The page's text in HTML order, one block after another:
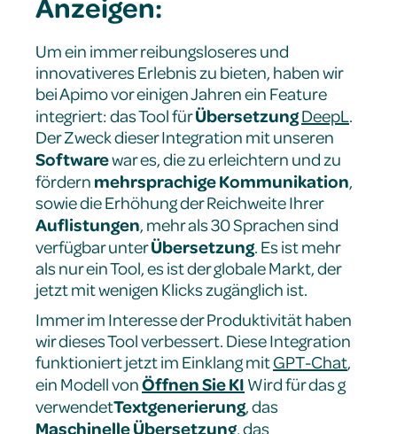
Um ein immer reibungsloseres und
innovativeres Erlebnis zu bieten, haben wir
bei Apimo vor einigen Jahren ein Feature
integriert: das Tool fürÜbersetzungDeepL.
Der Zweck dieser Integration mit unseren
Softwarewar es, die zu erleichtern und zu
fördern mehrsprachige Kommunikation,
sowie die Erhöhung der Reichweite Ihrer
Auflistungen, mehr als 30 Sprachen sind
verfügbar unterÜbersetzung. Es ist mehr
als nur ein Tool, es ist der globale Markt, der
jetzt mit wenigen Klicks zugänglich ist.
Immer im Interesse der Produktivität haben
wir dieses Tool verbessert. Diese Integration
funktioniert jetzt im Einklang mitGPT-Chat,
ein Modell vonÖffnen Sie KI Wird für das g
verwendetTextgenerierung, das
Maschinelle Übersetzung, das